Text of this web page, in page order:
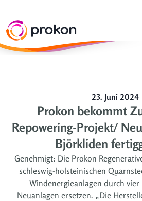
23. Juni 2024
Prokon bekommt
Repowering-Projekt/
Björkliden
Genehmigt: Die Prokon
schleswig-holsteinischen
Windenergieanlagen durch
Neuanlagen ersetzen. „Die